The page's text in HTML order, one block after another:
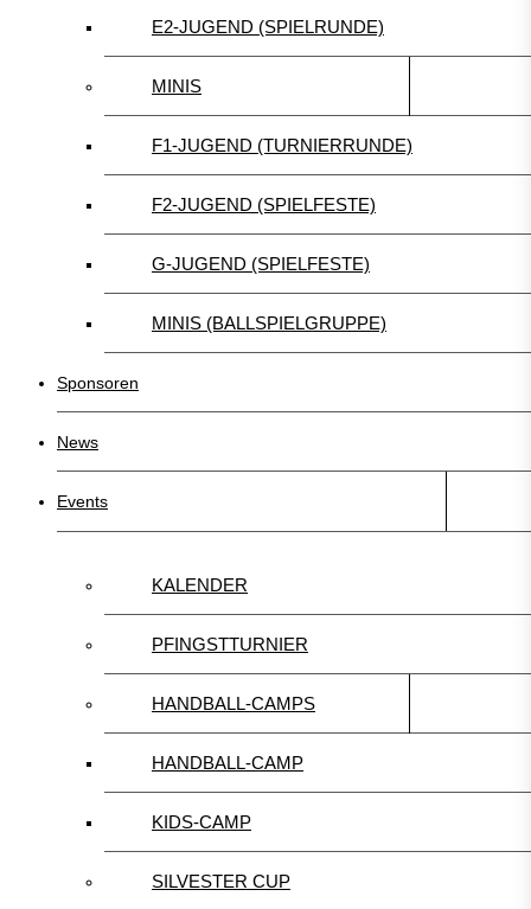
E2-JUGEND (SPIELRUNDE)
MINIS
F1-JUGEND (TURNIERRUNDE)
F2-JUGEND (SPIELFESTE)
G-JUGEND (SPIELFESTE)
MINIS (BALLSPIELGRUPPE)
Sponsoren
News
Events
KALENDER
PFINGSTTURNIER
HANDBALL-CAMPS
HANDBALL-CAMP
KIDS-CAMP
SILVESTER CUP